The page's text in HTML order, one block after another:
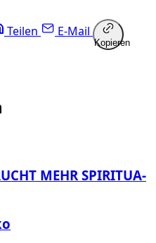
Teilen E-Mail
Kopieren
MEHR SPI­RI­TUA­